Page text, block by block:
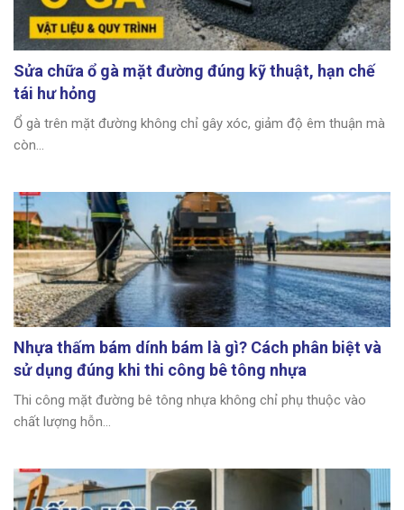
Sửa chữa ổ gà mặt đường đúng kỹ thuật, hạn chế
tái hư hỏng
Ổ gà trên mặt đường không chỉ gây xóc, giảm độ êm thuận mà
còn...
Nhựa thấm bám dính bám là gì? Cách phân biệt và
sử dụng đúng khi thi công bê tông nhựa
Thi công mặt đường bê tông nhựa không chỉ phụ thuộc vào
chất lượng hỗn...